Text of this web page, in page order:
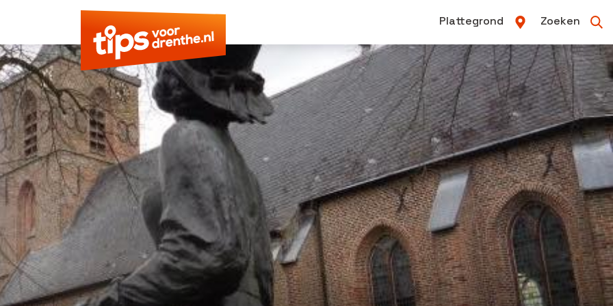
Plattegrond Zoeken